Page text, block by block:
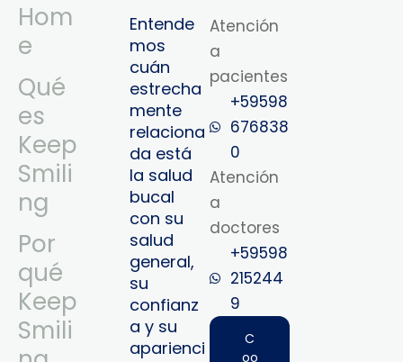
Hom
e
Qué
es
Keep
Smili
ng
Por
qué
Keep
Smili
Entende
mos
cuán
estrecha
mente
relaciona
da está
la salud
bucal
con su
salud
general,
su
confianz
a y su
aparienci
Atención
a
pacientes
+59598
676838
0
Atención
a
doctores
+59598
215244
9‬
C
oo